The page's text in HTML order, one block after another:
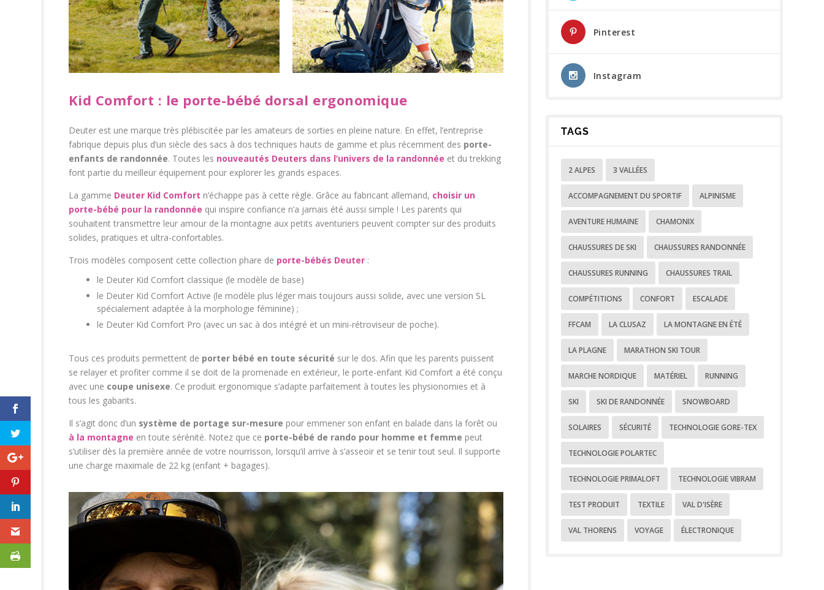
Kid Comfort : le porte-bébé dorsal ergonomique
Deuter est une marque très plébiscitée par les amateurs de sorties en pleine nature. En effet, l’entreprise
fabrique depuis plus d’un siècle des sacs à dos techniques hauts de gamme et plus récemment des porte-
enfants de randonnée. Toutes les nouveautés Deuters dans l’univers de la randonnée et du trekking
font partie du meilleur équipement pour explorer les grands espaces.
La gamme Deuter Kid Comfort n’échappe pas à cette règle. Grâce au fabricant allemand, choisir un
porte-bébé pour la randonnée qui inspire confiance n’a jamais été aussi simple ! Les parents qui
souhaitent transmettre leur amour de la montagne aux petits aventuriers peuvent compter sur des produits
solides, pratiques et ultra-confortables.
Trois modèles composent cette collection phare de porte-bébés Deuter:
le Deuter Kid Comfort classique (le modèle de base)
le Deuter Kid Comfort Active (le modèle plus léger mais toujours aussi solide, avec une version SL
spécialement adaptée à la morphologie féminine) ;
le Deuter Kid Comfort Pro (avec un sac à dos intégré et un mini-rétroviseur de poche).
Tous ces produits permettent de porter bébé en toute sécurité sur le dos. Afin que les parents puissent
se relayer et profiter comme il se doit de la promenade en extérieur, le porte-enfant Kid Comfort a été conçu
avec une coupe unisexe. Ce produit ergonomique s’adapte parfaitement à toutes les physionomies et à
tous les gabarits.
Il s’agit donc d’un système de portage sur-mesure pour emmener son enfant en balade dans la forêt ou
à la montagne en toute sérénité. Notez que ce porte-bébé de rando pour homme et femme peut
s’utiliser dès la première année de votre nourrisson, lorsqu’il arrive à s’asseoir et se tenir tout seul. Il supporte
une charge maximale de 22 kg (enfant + bagages).
Pinterest
Instagram
TAGS
2 ALPES 3 VALLÉES
ACCOMPAGNEMENT DU SPORTIF ALPINISME
AVENTURE HUMAINE CHAMONIX
CHAUSSURES DE SKI CHAUSSURES RANDONNÉE
CHAUSSURES RUNNING CHAUSSURES TRAIL
COMPÉTITIONS CONFORT ESCALADE
FFCAM LA CLUSAZ LA MONTAGNE EN ÉTÉ
LA PLAGNE MARATHON SKI TOUR
MARCHE NORDIQUE MATÉRIEL RUNNING
SKI SKI DE RANDONNÉE SNOWBOARD
SOLAIRES SÉCURITÉ TECHNOLOGIE GORE-TEX
TECHNOLOGIE POLARTEC
TECHNOLOGIE PRIMALOFT TECHNOLOGIE VIBRAM
TEST PRODUIT TEXTILE VAL D'ISÈRE
VAL THORENS VOYAGE ÉLECTRONIQUE